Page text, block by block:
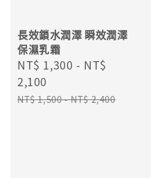
長效鎖水潤澤 瞬效潤澤
保濕乳霜
Sale
price
NT$ 1,300 - NT$
2,100
Regular
NT$ 1,500-NT$ 2,400